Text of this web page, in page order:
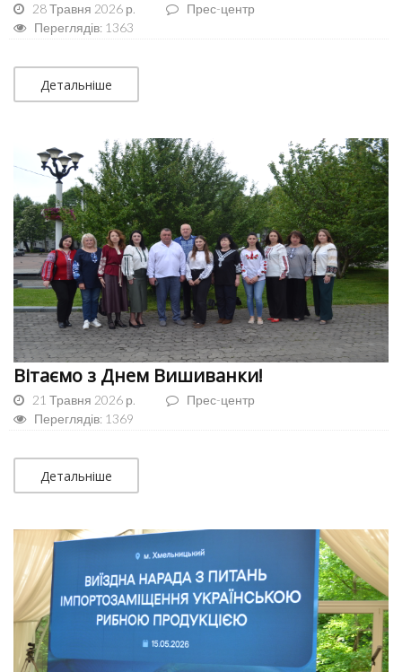
28 Травня 2026 р.
Прес-центр
Переглядів: 1363
Детальніше
Вітаємо з Днем Вишиванки!
21 Травня 2026 р.
Прес-центр
Переглядів: 1369
Детальніше